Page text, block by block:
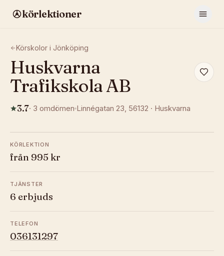
körlektioner
Körskolor i Jönköping
Huskvarna
Trafikskola AB
3.7· 3 omdömen Linnégatan 23, 56132 · Huskvarna
KÖRLEKTION
från 995 kr
TJÄNSTER
6 erbjuds
TELEFON
036131297